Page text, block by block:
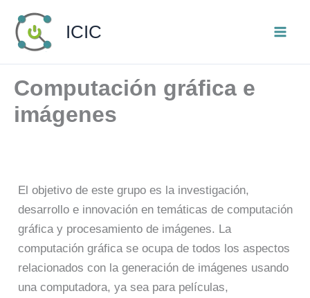
contenido
ICIC
Computación gráfica e
imágenes
El objetivo de este grupo es la investigación,
desarrollo e innovación en temáticas de computación
gráfica y procesamiento de imágenes. La
computación gráfica se ocupa de todos los aspectos
relacionados con la generación de imágenes usando
una computadora, ya sea para películas,